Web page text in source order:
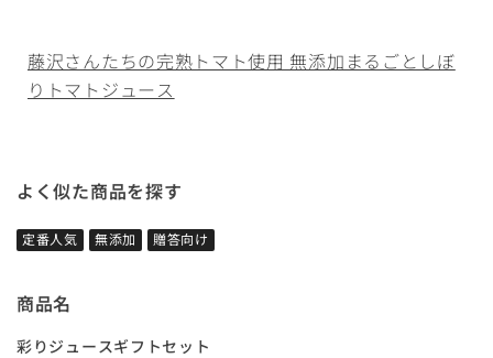
藤沢さんたちの完熟トマト使用 無添加まるごとしぼ
りトマトジュース
よく似た商品を探す
定番人気 無添加 贈答向け
商品名
彩りジュースギフトセット